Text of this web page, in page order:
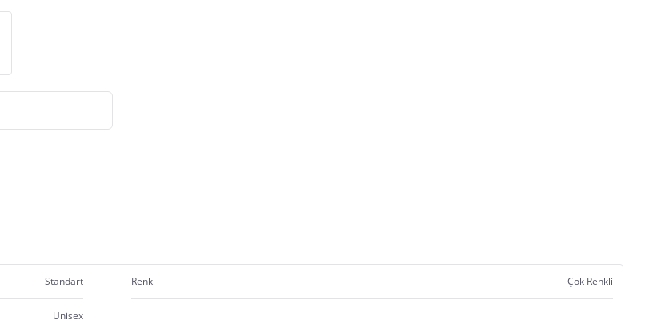
Standart Renk Çok Renkli
Unisex